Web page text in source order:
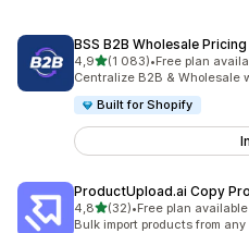
BSS B2B Wholesale Pricing
4,9z 5 hvězd
(1 083)
Celkový počet recenzí: 1083
•Free plan
Centralize B2B & Wholesale
Built for Shopify
ProductUpload.ai Copy
4,8z 5 hvězd
(32)
Celkový počet recenzí: 32
•Free plan available
Bulk import products from